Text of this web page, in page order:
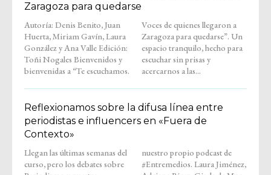
Zaragoza para quedarse
Autoría: Denis Benito, Juan
Huerta, Miriam Gavín, Laura
González y Ana Valle Edición:
Toñi Nogales Bienvenidos y
bienvenidas a “Te escuchamos.
Voces de quienes llegaron a
Zaragoza para quedarse”. Un
espacio tranquilo, hecho para
escuchar sin prisas y
acercarnos a las...
Reflexionamos sobre la difusa línea entre
periodistas e influencers en «Fuera de
Contexto»
Llegan las últimas semanas del
curso, pero los debates sobre
nuestro propio podcast de
#Entremedios. Laura Jiménez,